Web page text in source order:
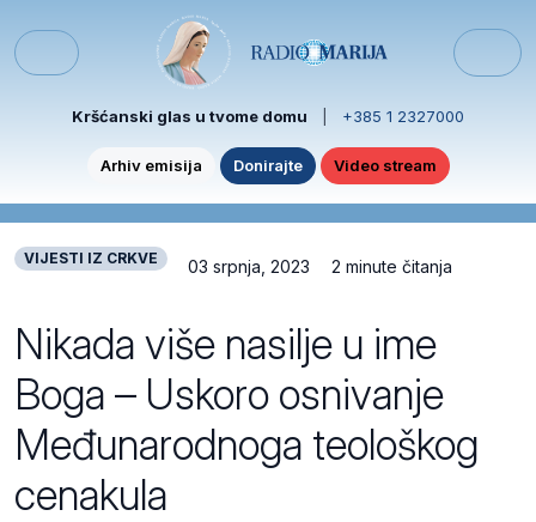
Menu
Kršćanski glas u tvome domu +385 1 2327000
Arhiv emisija Donirajte Video stream
VIJESTI IZ CRKVE 03 srpnja, 2023 2 minute čitanja
Nikada više nasilje u ime
Boga – Uskoro osnivanje
Međunarodnoga teološkog
cenakula